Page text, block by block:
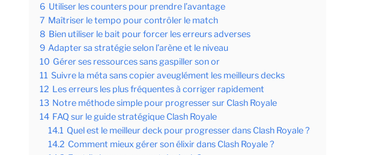
6 Utiliser les counters pour prendre l’avantage
7 Maîtriser le tempo pour contrôler le match
8 Bien utiliser le bait pour forcer les erreurs adverses
9 Adapter sa stratégie selon l’arène et le niveau
10 Gérer ses ressources sans gaspiller son or
11 Suivre la méta sans copier aveuglément les meilleurs decks
12 Les erreurs les plus fréquentes à corriger rapidement
13 Notre méthode simple pour progresser sur Clash Royale
14 FAQ sur le guide stratégique Clash Royale
14.1 Quel est le meilleur deck pour progresser dans Clash Royale ?
14.2 Comment mieux gérer son élixir dans Clash Royale ?